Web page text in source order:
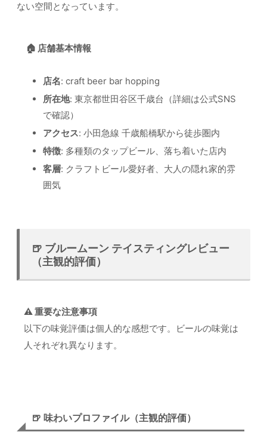
ない空間となっています。
🏠 店舗基本情報
店名: craft beer bar hopping
所在地: 東京都世田谷区千歳台（詳細は公式SNS
で確認）
アクセス: 小田急線 千歳船橋駅から徒歩圏内
特徴: 多種類のタップビール、落ち着いた店内
客層: クラフトビール愛好者、大人の隠れ家的雰
囲気
🍺 ブルームーン テイスティングレビュー
（主観的評価）
⚠️ 重要な注意事項
以下の味覚評価は個人的な感想です。ビールの味覚は
人それぞれ異なります。
🍺 味わいプロファイル（主観的評価）